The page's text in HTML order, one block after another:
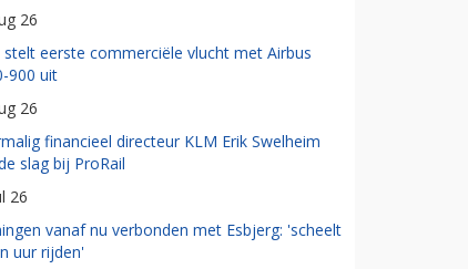
26
stelt eerste commerciële vlucht met Airbus
900 uit
26
financieel directeur KLM Erik Swelheim
slag bij ProRail
26
vanaf nu verbonden met Esbjerg: 'scheelt
uur rijden'